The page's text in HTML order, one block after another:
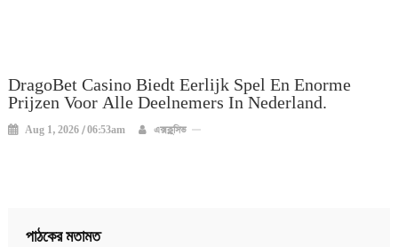
DragoBet Casino Biedt Eerlijk Spel En Enorme
Prijzen Voor Alle Deelnemers In Nederland.
Aug 1, 2026 / 06:53am এক্সক্লুসিভ
পাঠকের মতামত